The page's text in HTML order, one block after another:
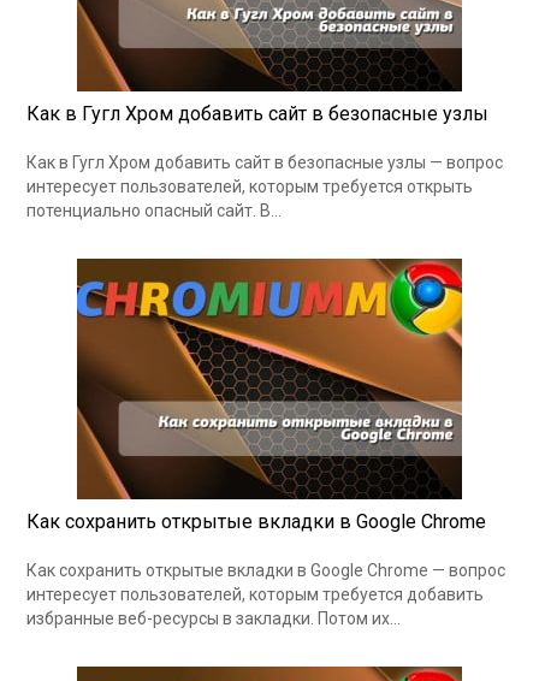
Как в Гугл Хром добавить сайт в безопасные узлы
Как в Гугл Хром добавить сайт в безопасные узлы — вопрос
интересует пользователей, которым требуется открыть
потенциально опасный сайт. В…
Как сохранить открытые вкладки в Google Chrome
Как сохранить открытые вкладки в Google Chrome — вопрос
интересует пользователей, которым требуется добавить
избранные веб-ресурсы в закладки. Потом их…